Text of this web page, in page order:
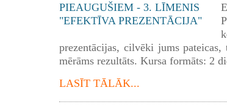
prezentācijas, cilvēki jums
mērāms rezultāts. Kursa formāts: 2
LASĪT TĀLĀK...